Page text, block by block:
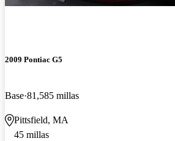
2009 Pontiac G5
Base 81,585 millas
Pittsfield, MA
45 millas